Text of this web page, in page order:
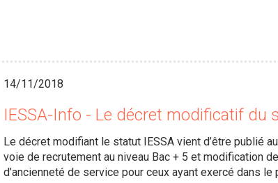
14/11/2018
IESSA-Info - Le décret modificatif du
Le décret modifiant le statut IESSA vient d’être publié
voie de recrutement au niveau Bac + 5 et modification
d’ancienneté de service pour ceux ayant exercé dans